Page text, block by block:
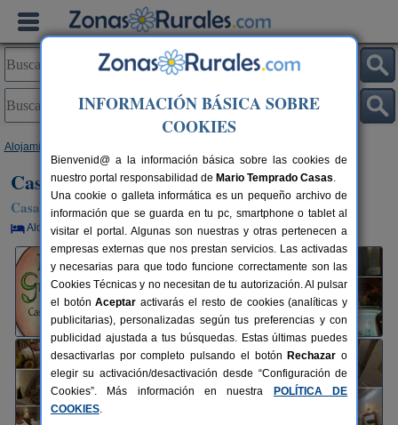
Alojamientos
Casa Rural y Spa La Graja
Casa Rural en Chinchón (Madrid)
Alquiler por habitaciones 16+4 plazas 43 km de Madrid
INFORMACIÓN BÁSICA SOBRE
COOKIES
Bienvenid@ a la información básica sobre las cookies de
nuestro portal responsabilidad de Mario Temprado Casas.
Una cookie o galleta informática es un pequeño archivo de
información que se guarda en tu pc, smartphone o tablet al
visitar el portal. Algunas son nuestras y otras pertenecen a
empresas externas que nos prestan servicios. Las activadas
y necesarias para que todo funcione correctamente son las
Cookies Técnicas y no necesitan de tu autorización. Al pulsar
el botónAceptar activarás el resto de cookies (analíticas y
publicitarias), personalizadas según tus preferencias y con
publicidad ajustada a tus búsquedas. Estas últimas puedes
desactivarlas por completo pulsando el botón Rechazar o
elegir su activación/desactivación desde “Configuración de
Cookies”. Más información en nuestra
POLÍTICA DE
COOKIES.